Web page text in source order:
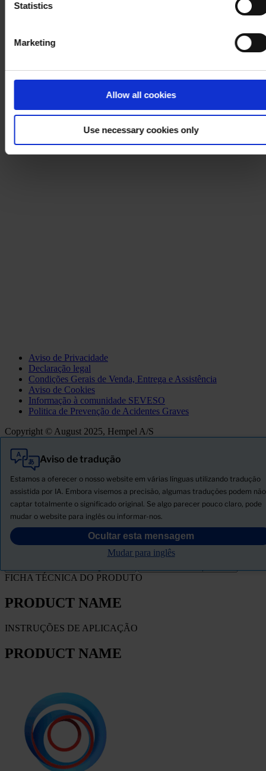
Statistics
Marketing
Allow all cookies
Use necessary cookies only
Aviso de Privacidade
Declaração legal
Condições Gerais de Venda, Entrega e Assistência
Aviso de Cookies
Informação à comunidade SEVESO
Politica de Prevenção de Acidentes Graves
Copyright © August 2025, Hempel A/S
Aviso de tradução
Estamos a oferecer o nosso website em várias línguas utilizando tradução
assistida por IA. Embora visemos a precisão, algumas traduções podem não
captar totalmente o significado original. Se algo parecer pouco claro, pode
mudar o website para inglês ou informar-nos.
Ocultar esta mensagem
Mudar para inglês
Tudo
Produtos
Descarregar ficha de segurança
PRODUCT NAME
FICHA TÉCNICA DO PRODUTO
PRODUCT NAME
INSTRUÇÕES DE APLICAÇÃO
PRODUCT NAME